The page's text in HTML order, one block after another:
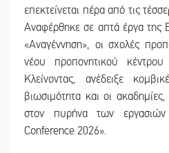
επεκτείνεται πέρα από τις
Αναφέρθηκε σε απτά έργα
«Αναγέννηση», οι σχολές
νέου προπονητικού
Κλείνοντας, ανέδειξε
βιωσιμότητα και οι
στον πυρήνα των
Conference 2026».